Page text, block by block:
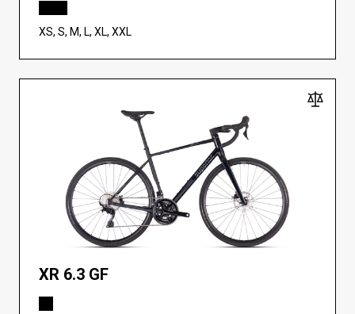
XS, S, M, L, XL, XXL
XR 6.3 GF